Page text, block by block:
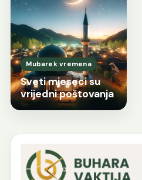
Mubarek vremena
Sveti mjeseci su
vrijedni poštovanja